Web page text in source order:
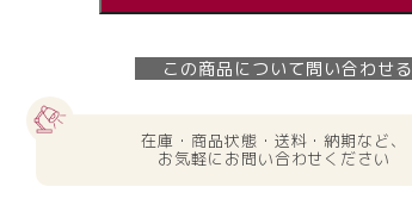
この商品について問い合わせる
在庫・商品状態・送料・納期など、
お気軽にお問い合わせください